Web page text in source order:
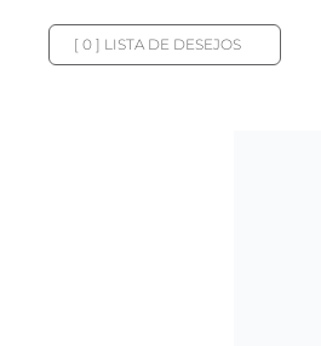
[ 0] LISTA DE DESEJOS